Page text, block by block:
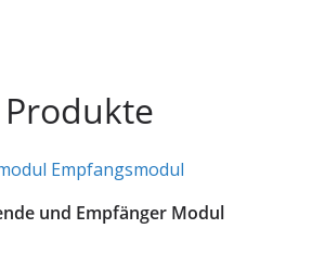
und Empfänger Modul